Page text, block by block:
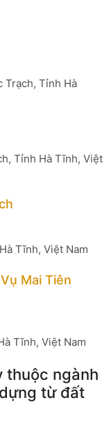
Trạch, Tỉnh Hà
Tỉnh Hà Tĩnh, Việt
Tĩnh, Việt Nam
Mai Tiên
Tĩnh, Việt Nam
thuộc ngành
từ đất